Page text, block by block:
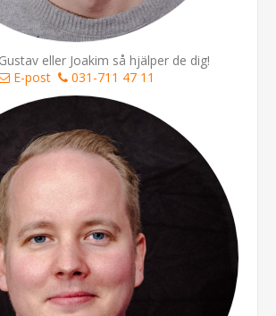
eller Joakim så hjälper de dig!
E-post
031-711 47 11